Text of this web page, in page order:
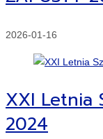
2026-01-16
XXI Letnia
2024